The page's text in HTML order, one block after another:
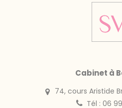
Cabinet à
74, cours Aristide
Tél : 06